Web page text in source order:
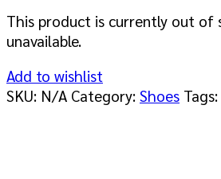
This product is currently out of
unavailable.
Add to wishlist
SKU: N/A Category: Shoes Tags: